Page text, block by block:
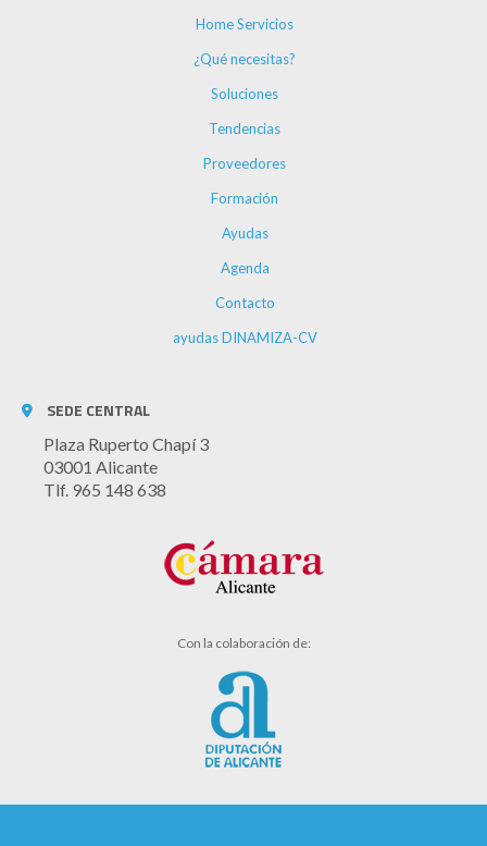
Home Servicios
¿Qué necesitas?
Soluciones
Tendencias
Proveedores
Formación
Ayudas
Agenda
Contacto
ayudas DINAMIZA-CV
SEDE CENTRAL
Plaza Ruperto Chapí 3
03001 Alicante
Tlf. 965 148 638
Con la colaboración de: